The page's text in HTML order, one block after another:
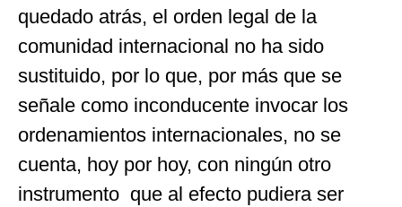
quedado atrás, el orden legal de la
comunidad internacional no ha sido
sustituido, por lo que, por más que se
señale como inconducente invocar los
ordenamientos internacionales, no se
cuenta, hoy por hoy, con ningún otro
instrumento que al efecto pudiera ser